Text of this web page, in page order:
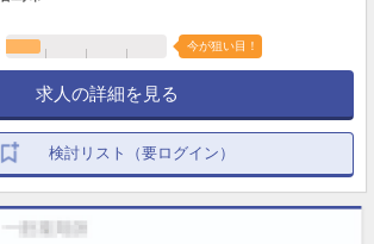
今が狙い目！
求人の詳細を見る
検討リスト（要ログイン）